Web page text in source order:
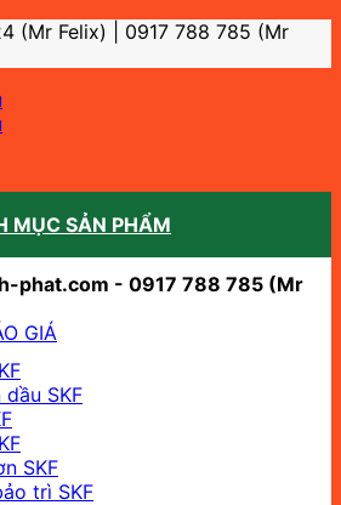
(Mr Felix) | 0917 788 785 (Mr
phat.com - 0941 062 224 (Mr
phat.com - 0917 788 785 (Mr
GIÁ
MỤC SẢN PHẨM
SKF
SKF
trì SKF